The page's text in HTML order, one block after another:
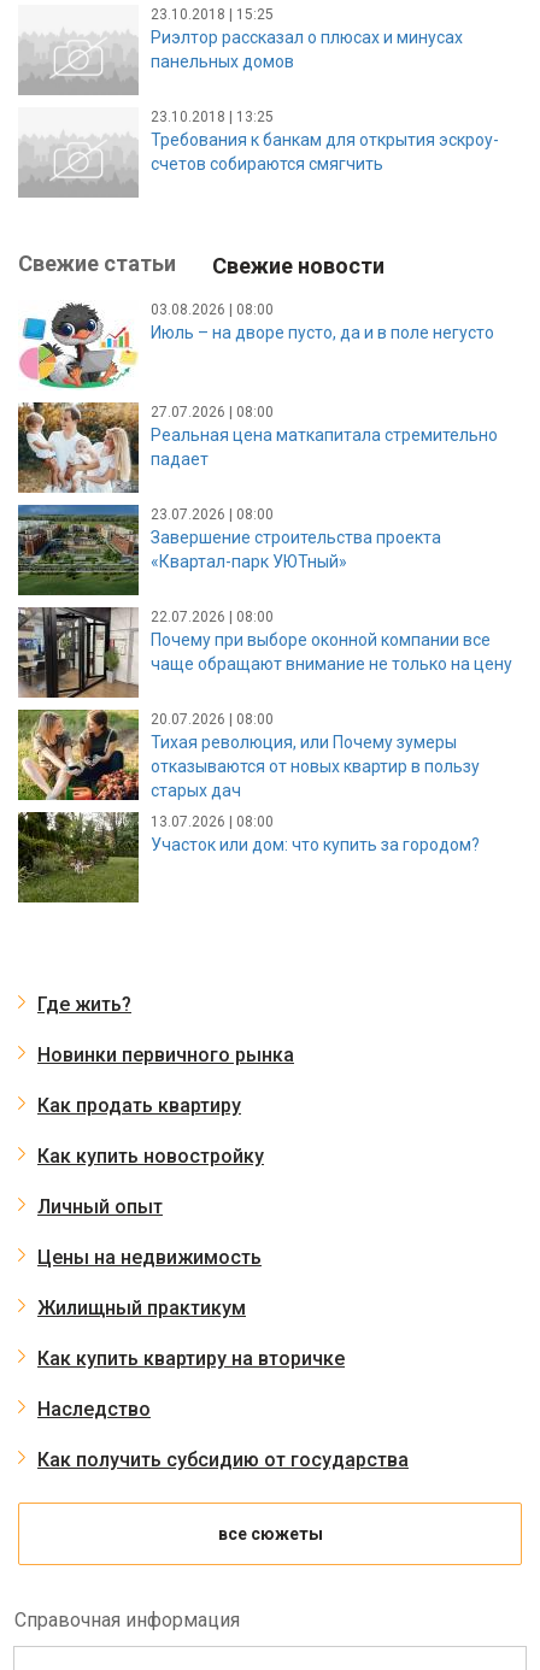
23.10.2018 | 15:25
Риэлтор рассказал о плюсах и минусах
панельных домов
23.10.2018 | 13:25
Требования к банкам для открытия эскроу-
счетов собираются смягчить
Свежие статьи Свежие новости
03.08.2026 | 08:00
Июль – на дворе пусто, да и в поле негусто
27.07.2026 | 08:00
Реальная цена маткапитала стремительно
падает
23.07.2026 | 08:00
Завершение строительства проекта
«Квартал-парк УЮТный»
22.07.2026 | 08:00
Почему при выборе оконной компании все
чаще обращают внимание не только на цену
20.07.2026 | 08:00
Тихая революция, или Почему зумеры
отказываются от новых квартир в пользу
старых дач
13.07.2026 | 08:00
Участок или дом: что купить за городом?
Где жить?
Новинки первичного рынка
Как продать квартиру
Как купить новостройку
Личный опыт
Цены на недвижимость
Жилищный практикум
Как купить квартиру на вторичке
Наследство
Как получить субсидию от государства
все сюжеты
Справочная информация